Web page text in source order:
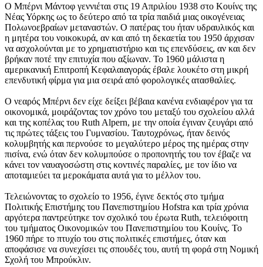
Ο Μπέρνι Μάντοφ γεννιέται στις 19 Απριλίου 1938 στο Κουίνς της
Νέας Υόρκης ως το δεύτερο από τα τρία παιδιά μιας οικογένειας
Πολωνοεβραίων μεταναστών. Ο πατέρας του ήταν υδραυλικός και
η μητέρα του νοικοκυρά, αν και από τη δεκαετία του 1950 άρχισαν
να ασχολούνται με το χρηματιστήριο και τις επενδύσεις, αν και δεν
βρήκαν ποτέ την επιτυχία που αξίωναν. Το 1960 μάλιστα η
αμερικανική Επιτροπή Κεφαλαιαγοράς έβαλε λουκέτο στη μικρή
επενδυτική φίρμα για μια σειρά από φορολογικές ατασθαλίες.
Ο νεαρός Μπέρνι δεν είχε δείξει βέβαια κανένα ενδιαφέρον για τα
οικονομικά, μοιράζοντας τον χρόνο του μεταξύ του σχολείου αλλά
και της κοπέλας του Ruth Alpern, με την οποία έγιναν ζευγάρι από
τις πρώτες τάξεις του Γυμνασίου. Ταυτοχρόνως, ήταν δεινός
κολυμβητής και περνούσε το μεγαλύτερο μέρος της ημέρας στην
πισίνα, ενώ όταν δεν κολυμπούσε ο προπονητής του τον έβαζε να
κάνει τον ναυαγοσώστη στις κοντινές παραλίες, με τον ίδιο να
αποταμιεύει τα μεροκάματα αυτά για το μέλλον του.
Τελειώνοντας το σχολείο το 1956, έγινε δεκτός στο τμήμα
Πολιτικής Επιστήμης του Πανεπιστημίου Hofstra και τρία χρόνια
αργότερα παντρεύτηκε τον σχολικό του έρωτα Ruth, τελειόφοιτη
του τμήματος Οικονομικών του Πανεπιστημίου του Κουίνς. Το
1960 πήρε το πτυχίο του στις πολιτικές επιστήμες, όταν και
αποφάσισε να συνεχίσει τις σπουδές του, αυτή τη φορά στη Νομική
Σχολή του Μπρούκλιν.